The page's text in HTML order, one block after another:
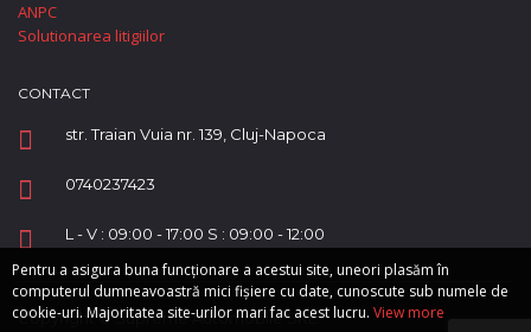
ANPC
Solutionarea litigiilor
CONTACT
str. Traian Vuia nr. 139, Cluj-Napoca
0740237423
L - V : 09:00 - 17:00 S : 09:00 - 12:00
Copyright © Supreme Automobile SRL.
Pentru a asigura buna funcționare a acestui site, uneori plasăm în
computerul dumneavoastră mici fișiere cu date, cunoscute sub numele de
cookie-uri. Majoritatea site-urilor mari fac acest lucru. View more